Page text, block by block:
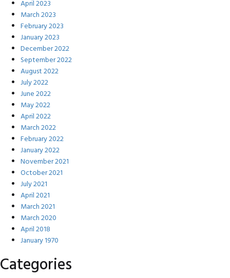
April 2023
March 2023
February 2023
January 2023
December 2022
September 2022
August 2022
July 2022
June 2022
May 2022
April 2022
March 2022
February 2022
January 2022
November 2021
October 2021
July 2021
April 2021
March 2021
March 2020
April 2018
January 1970
Categories